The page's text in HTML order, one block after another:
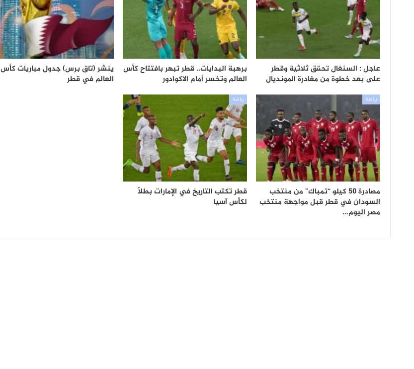
عاجل : السنغال تحقق ثلاثية وقطر
على بعد خطوة من مغادرة المونديال
برهبة البدايات.. قطر تبهر بافتتاح كأس
العالم وتخسر أمام الاكوادور
ينشر (تاق برس) جدول مباريات كأس
العالم في قطر
رياضة
مصادرة 50 كيلو “تمباك” من منتخب
السودان في قطر قبل مواجهة منتخب
مصر اليوم…
رياضة
قطر تكتب التاريخ في الإمارات بطلًا
لكأس آسيا